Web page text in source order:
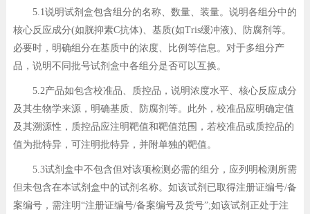
5.1说明试剂盒包含组分的名称、数量、装量。说明各组分中的
核心反应成分(如胱抑素C抗体)、基质(如Tris缓冲液)、防腐剂等。
必要时，明确组分在基质中的浓度、比例等信息。对于多组分产
品，说明不同批号试剂盒中各组分是否可以互换。
5.2产品如包含校准品、质控品，说明浓度水平、核心反应成分
及其生物学来源，明确基质、防腐剂等。此外，校准品应明确定值
及其溯源性，质控品应注明靶值和靶值范围，若校准品或质控品的
值为批特异，可注明批特异，并附单独的靶值。
5.3试剂盒中不包含但对该项检测必需的组分，应列明检测所需
但未包含在本试剂盒中的试剂名称。如该试剂已取得注册证编号/备
案编号，需注明“注册证编号/备案编号及货号”;如该试剂正处于注